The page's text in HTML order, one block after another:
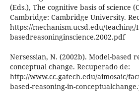
(Eds.), The cognitive basis of science
Cambridge: Cambridge University.
https://mechanism.ucsd.edu/teaching/
basedreasoninginscience.2002.pdf
Nersessian, N. (2002b). Model-based
conceptual change. Recuperado de:
http://www.cc.gatech.edu/aimosaic/
based-reasoning-in-